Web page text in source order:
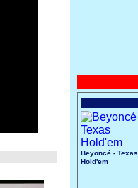
Beyoncé - Texas
Hold'em